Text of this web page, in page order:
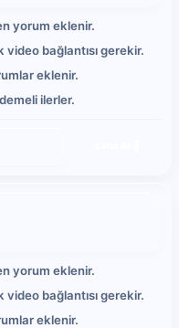
yorum eklenir.
bağlantısı gerekir.
eklenir.
ilerler.
yorum eklenir.
bağlantısı gerekir.
eklenir.